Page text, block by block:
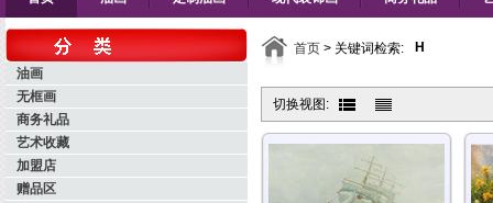
油画
无框画
商务礼品
艺术收藏
加盟店
赠品区
首页 > 关键词检索: H
切换视图: